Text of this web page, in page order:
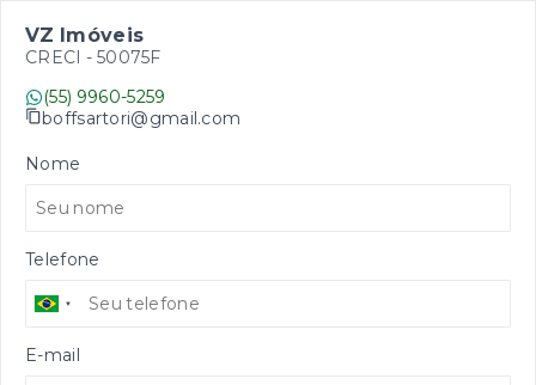
VZ Imóveis
CRECI - 50075F
(55) 9960-5259
boffsartori@gmail.com
Nome
Telefone
E-mail